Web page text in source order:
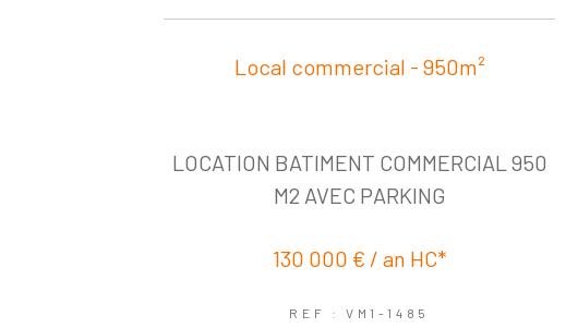
Local commercial - 950m²
LOCATION BATIMENT COMMERCIAL 950
M2 AVEC PARKING
130 000 € / an HC*
REF : VM1-1485